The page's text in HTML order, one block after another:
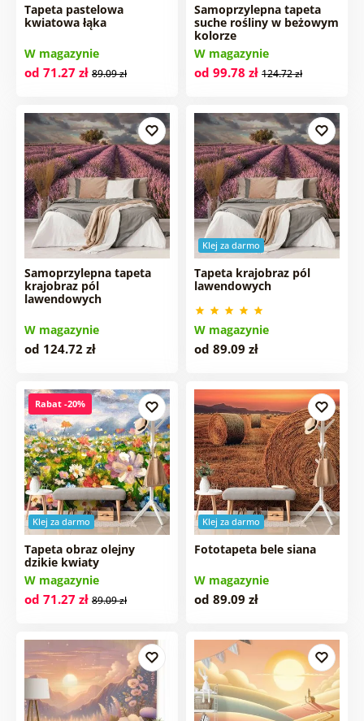
Tapeta pastelowa
kwiatowa łąka
W magazynie
od 71.27 zł 89.09 zł
Samoprzylepna tapeta
suche rośliny w beżowym
kolorze
W magazynie
od 99.78 zł 124.72 zł
Samoprzylepna tapeta
krajobraz pól
lawendowych
W magazynie
od 124.72 zł
Klej za darmo
Tapeta krajobraz pól
lawendowych
W magazynie
od 89.09 zł
Klej za darmo
Rabat -20%
Tapeta obraz olejny
dzikie kwiaty
W magazynie
od 71.27 zł 89.09 zł
Klej za darmo
Fototapeta bele siana
W magazynie
od 89.09 zł